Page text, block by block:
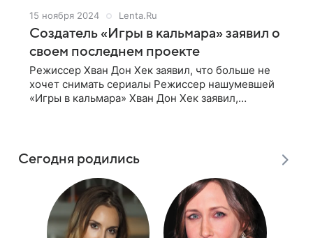
15 ноября 2024 Lenta.Ru
Создатель «Игры в кальмара» заявил о
своем последнем проекте
Режиссер Хван Дон Хек заявил, что больше не
хочет снимать сериалы Режиссер нашумевшей
«Игры в кальмара» Хван Дон Хек заявил,
Сегодня родились